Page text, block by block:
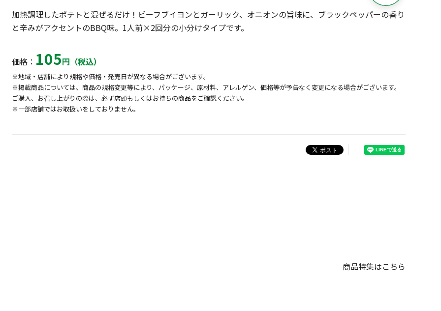
加熱調理したポテトと混ぜるだけ！ビーフブイヨンとガーリック、オニオンの旨味に、ブラックペッパーの香り
と辛みがアクセントのBBQ味。1人前×2回分の小分けタイプです。
価格： 105円（税込）
※地域・店舗により規格や価格・発売日が異なる場合がございます。
※掲載商品については、商品の規格変更等により、パッケージ、原材料、アレルゲン、価格等が予告なく変更になる場合がございます。
ご購入、お召し上がりの際は、必ず店頭もしくはお持ちの商品をご確認ください。
※一部店舗ではお取扱いをしておりません。
商品特集はこちら